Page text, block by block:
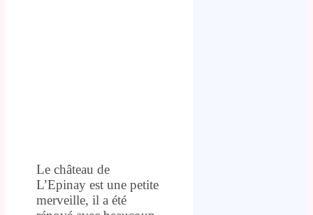
Le château de
L’Epinay est une petite
merveille, il a été